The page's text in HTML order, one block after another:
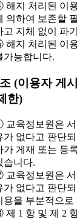
해지 처리된 이
의하여 보존할
고 지체 없이 파
해지 처리된 이
가능합니다.
(이용자 게
한)
교육정보원은 서
가 없다고 판단
가 게재 또는 등
습니다.
교육정보원은 서
가 없다고 판단
용을 부분적으
제 1 항 및 제 2